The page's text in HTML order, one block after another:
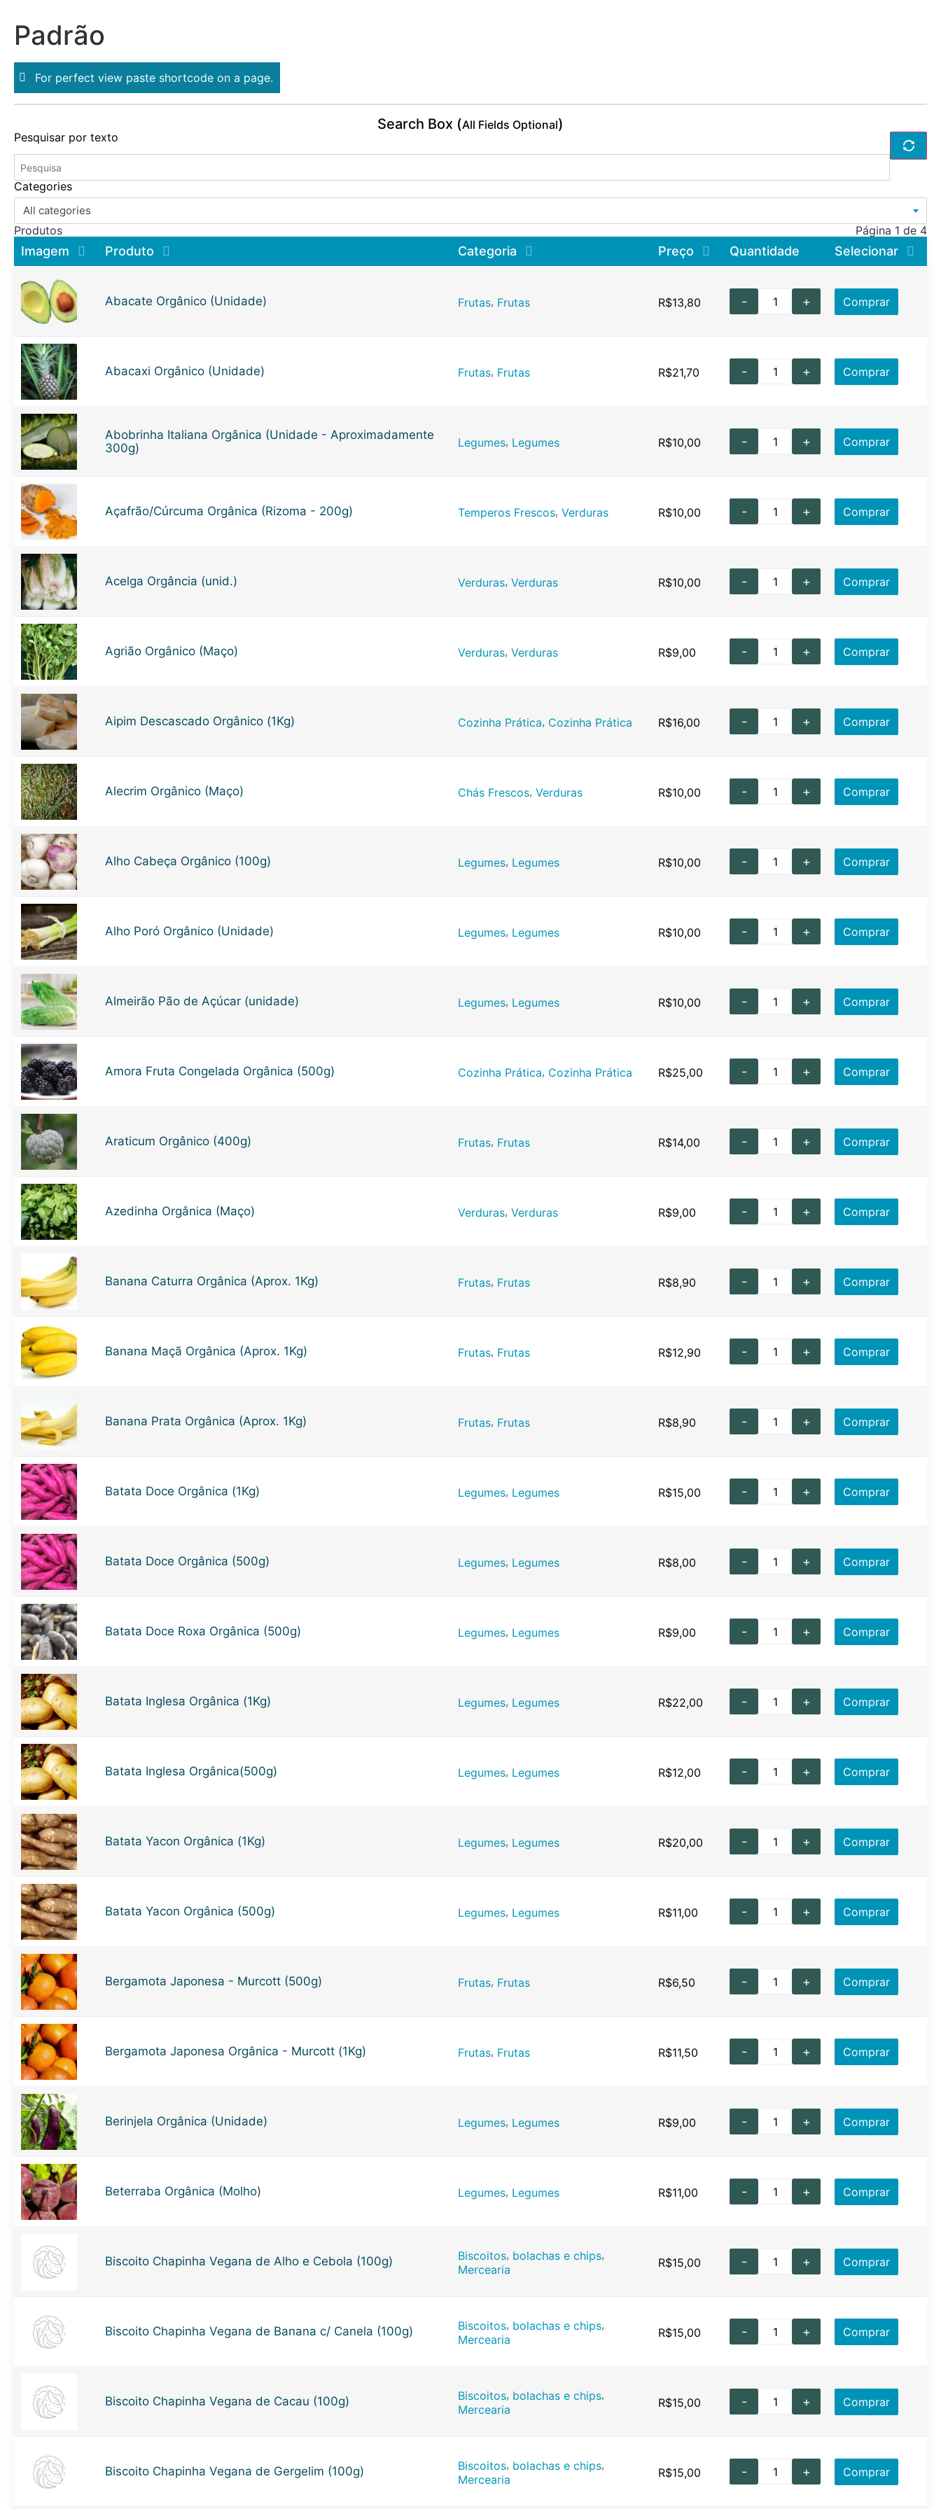
Padrão
For perfect view paste shortcode on a page.
Search Box (All Fields Optional)
Pesquisar por texto
Categories
All categories
Produtos Página 1 de 4
Imagem Produto Categoria Preço Quantidade Selecionar
Abacate Orgânico (Unidade) Frutas, Frutas R$13,80 - + Comprar
Abacaxi Orgânico (Unidade) Frutas, Frutas R$21,70 - + Comprar
Abobrinha Italiana Orgânica (Unidade - Aproximadamente
300g)
Legumes, Legumes R$10,00 - + Comprar
Açafrão/Cúrcuma Orgânica (Rizoma - 200g) Temperos Frescos, Verduras R$10,00 - + Comprar
Acelga Orgância (unid.) Verduras, Verduras R$10,00 - + Comprar
Agrião Orgânico (Maço) Verduras, Verduras R$9,00 - + Comprar
Aipim Descascado Orgânico (1Kg) Cozinha Prática, Cozinha Prática R$16,00 - + Comprar
Alecrim Orgânico (Maço) Chás Frescos, Verduras R$10,00 - + Comprar
Alho Cabeça Orgânico (100g) Legumes, Legumes R$10,00 - + Comprar
Alho Poró Orgânico (Unidade) Legumes, Legumes R$10,00 - + Comprar
Almeirão Pão de Açúcar (unidade) Legumes, Legumes R$10,00 - + Comprar
Amora Fruta Congelada Orgânica (500g) Cozinha Prática, Cozinha Prática R$25,00 - + Comprar
Araticum Orgânico (400g) Frutas, Frutas R$14,00 - + Comprar
Azedinha Orgânica (Maço) Verduras, Verduras R$9,00 - + Comprar
Banana Caturra Orgânica (Aprox. 1Kg) Frutas, Frutas R$8,90 - + Comprar
Banana Maçã Orgânica (Aprox. 1Kg) Frutas, Frutas R$12,90 - + Comprar
Banana Prata Orgânica (Aprox. 1Kg) Frutas, Frutas R$8,90 - + Comprar
Batata Doce Orgânica (1Kg) Legumes, Legumes R$15,00 - + Comprar
Batata Doce Orgânica (500g) Legumes, Legumes R$8,00 - + Comprar
Batata Doce Roxa Orgânica (500g) Legumes, Legumes R$9,00 - + Comprar
Batata Inglesa Orgânica (1Kg) Legumes, Legumes R$22,00 - + Comprar
Batata Inglesa Orgânica(500g) Legumes, Legumes R$12,00 - + Comprar
Batata Yacon Orgânica (1Kg) Legumes, Legumes R$20,00 - + Comprar
Batata Yacon Orgânica (500g) Legumes, Legumes R$11,00 - + Comprar
Bergamota Japonesa - Murcott (500g) Frutas, Frutas R$6,50 - + Comprar
Bergamota Japonesa Orgânica - Murcott (1Kg) Frutas, Frutas R$11,50 - + Comprar
Berinjela Orgânica (Unidade) Legumes, Legumes R$9,00 - + Comprar
Beterraba Orgânica (Molho) Legumes, Legumes R$11,00 - + Comprar
Biscoito Chapinha Vegana de Alho e Cebola (100g) Biscoitos, bolachas e chips,
Mercearia
R$15,00 - + Comprar
Biscoito Chapinha Vegana de Banana c/ Canela (100g) Biscoitos, bolachas e chips,
Mercearia
R$15,00 - + Comprar
Biscoito Chapinha Vegana de Cacau (100g) Biscoitos, bolachas e chips,
Mercearia
R$15,00 - + Comprar
Biscoito Chapinha Vegana de Gergelim (100g) Biscoitos, bolachas e chips,
Mercearia
R$15,00 - + Comprar